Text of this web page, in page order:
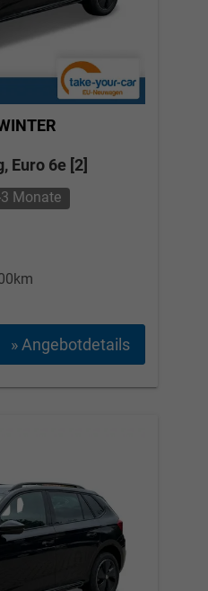
Euro 6e [2]
Monate
» Angebotdetails